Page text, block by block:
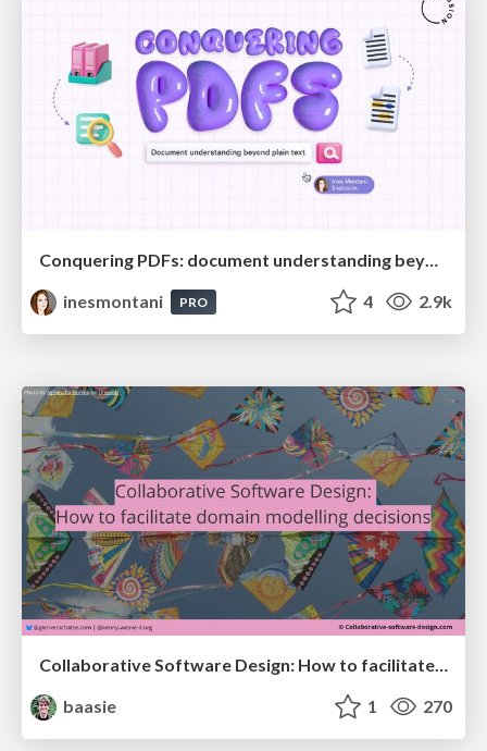
inesmontani
PRO 4 2.9k
Collaborative Software Design: How to facilitate domain modelling decisions
baasie
1 270